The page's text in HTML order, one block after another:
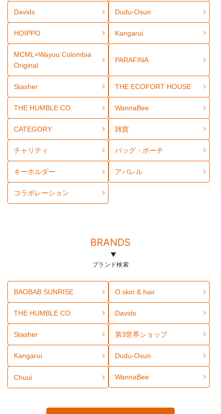
Davids Dudu-Osun
HOIPPO Kangarui
MCML×Wayuu Colombia
Original
PARAFINA
Stasher THE ECOFORT HOUSE
THE HUMBLE CO. WannaBee
CATEGORY 雑貨
チャリティ バッグ・ポーチ
キーホルダー アパレル
コラボレーション
BRANDS
ブランド検索
BAOBAB SUNRISE O skin & hair
THE HUMBLE CO. Davids
Stasher 第3世界ショップ
Kangarui Dudu-Osun
Chuui WannaBee